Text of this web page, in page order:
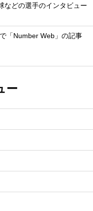
などの選手のインタビュー
「Number Web」の記事
ー